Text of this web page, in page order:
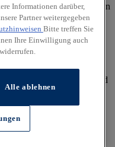
unverbindlich zu betrachten
dar.
Sonder- und
sowie Verbrauchs- und
Neufahrzeugs und
Änderungen.
geringere elektrische
Dies kann bei
erhöhten
erhöhten
Informationen darüber,
Partner weitergegeben
Bitte treffen Sie
Ihre Einwilligung auch
Alle ablehnen